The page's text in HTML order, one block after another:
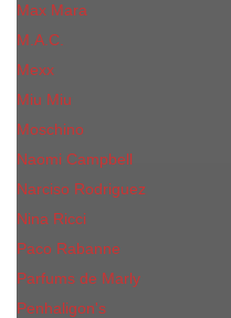
Max Mara
M.А.C.
Mexx
Miu Miu
Mоsсhino
Naomi Campbell
Narciso Rodriguez
Nina Ricci
Paco Rabanne
Parfums de Marly
Penhaligon's